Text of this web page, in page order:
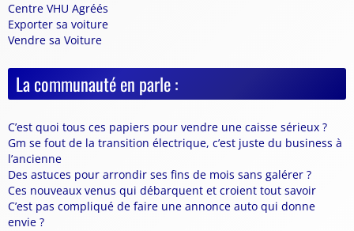
Centre VHU Agréés
Exporter sa voiture
Vendre sa Voiture
La communauté en parle :
C’est quoi tous ces papiers pour vendre une caisse sérieux ?
Gm se fout de la transition électrique, c’est juste du business à
l’ancienne
Des astuces pour arrondir ses fins de mois sans galérer ?
Ces nouveaux venus qui débarquent et croient tout savoir
C’est pas compliqué de faire une annonce auto qui donne
envie ?